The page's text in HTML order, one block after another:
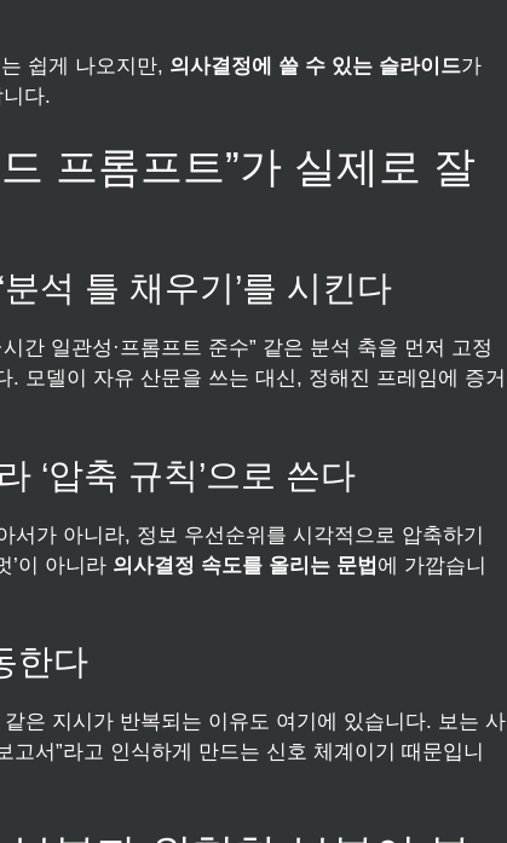
쉽게 나오지만, 의사결정에 쓸 수 있는 슬라이드가
다.
프롬프트”가 실제로 잘
석 틀 채우기’를 시킨다
간 일관성·프롬프트 준수” 같은 분석 축을 먼저 고정
모델이 자유 산문을 쓰는 대신, 정해진 프레임에 증거
‘압축 규칙’으로 쓴다
가 아니라, 정보 우선순위를 시각적으로 압축하기
’이 아니라 의사결정 속도를 올리는 문법 에 가깝습니
한다
은 지시가 반복되는 이유도 여기에 있습니다. 보는 사
서”라고 인식하게 만드는 신호 체계이기 때문입니